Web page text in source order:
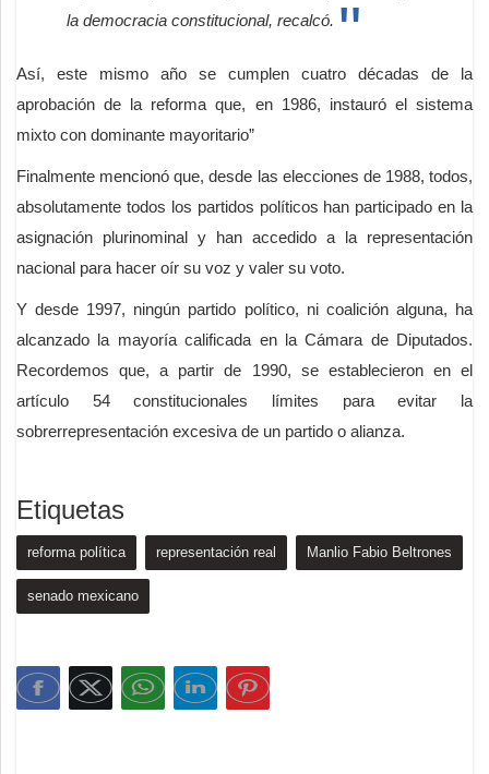
la democracia constitucional, recalcó.
Así, este mismo año se cumplen cuatro décadas de la
aprobación de la reforma que, en 1986, instauró el sistema
mixto con dominante mayoritario”
Finalmente mencionó que, desde las elecciones de 1988, todos,
absolutamente todos los partidos políticos han participado en la
asignación plurinominal y han accedido a la representación
nacional para hacer oír su voz y valer su voto.
Y desde 1997, ningún partido político, ni coalición alguna, ha
alcanzado la mayoría calificada en la Cámara de Diputados.
Recordemos que, a partir de 1990, se establecieron en el
artículo 54 constitucionales límites para evitar la
sobrerrepresentación excesiva de un partido o alianza.
Etiquetas
reforma política representación real Manlio Fabio Beltrones
senado mexicano